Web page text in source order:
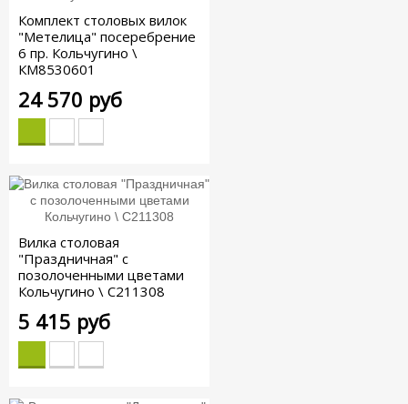
Комплект столовых вилок
"Метелица" посеребрение
6 пр. Кольчугино \
КМ8530601
24 570 руб
Вилка столовая
"Праздничная" с
позолоченными цветами
Кольчугино \ С211308
5 415 руб